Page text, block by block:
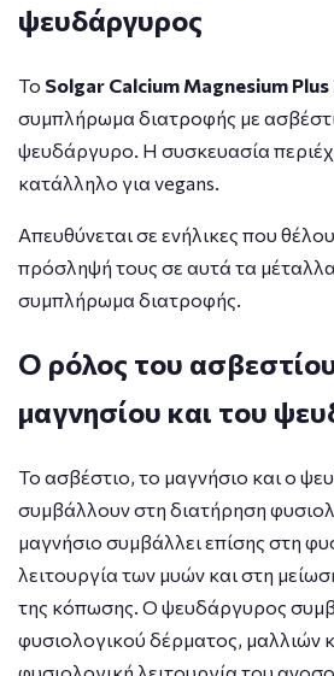
ψευδάργυρος
Το Solgar Calcium Magnesium
συμπλήρωμα διατροφής με
ψευδάργυρο. Η συσκευασία
κατάλληλο για vegans.
Απευθύνεται σε ενήλικες που
πρόσληψή τους σε αυτά τα
συμπλήρωμα διατροφής.
Ο ρόλος του
μαγνησίου και του
Το ασβέστιο, το μαγνήσιο και ο
συμβάλλουν στη διατήρηση
μαγνήσιο συμβάλλει επίσης στη
λειτουργία των μυών και στη
της κόπωσης. Ο ψευδάργυρος
φυσιολογικού δέρματος, μαλλιών
φυσιολογική λειτουργία του